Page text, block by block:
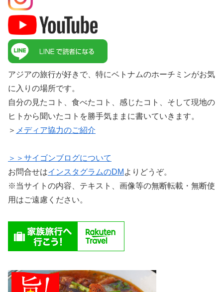
アジアの旅行が好きで、特にベトナムのホーチミンがお気
に入りの場所です。
自分の見たコト、食べたコト、感じたコト、そして現地の
ヒトから聞いたコトを勝手気ままに書いていきます。
＞ メディア協力のご紹介
＞＞サイゴンブログについて
お問合せはインスタグラムのDM よりどうぞ。
※当サイトの内容、テキスト、画像等の無断転載・無断使
用はご遠慮ください。